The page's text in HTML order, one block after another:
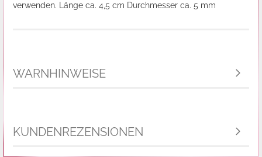
verwenden. Länge ca. 4,5 cm Durchmesser ca. 5 mm
WARNHINWEISE
KUNDENREZENSIONEN